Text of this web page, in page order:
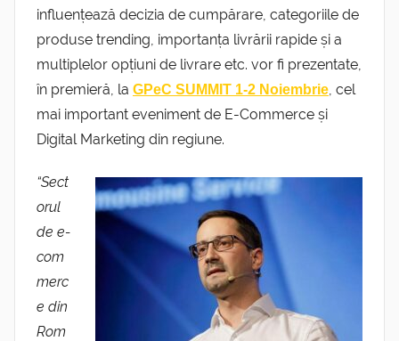
influențează decizia de cumpărare, categoriile de
produse trending, importanța livrării rapide și a
multiplelor opțiuni de livrare etc. vor fi prezentate,
în premieră, la GPeC SUMMIT 1-2 Noiembrie , cel
mai important eveniment de E-Commerce și
Digital Marketing din regiune.
“Sect
orul
de e-
com
merc
e din
Rom